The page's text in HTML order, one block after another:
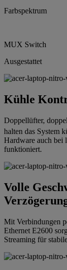
Farbspektrum
MUX Switch
Ausgestattet
Kühle
Doppellüfter,
halten das System
Hardware auch bei
funktioniert.
Volle
Mit Verbindungen
Ethernet E2600
Streaming für